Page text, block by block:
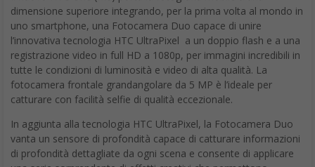
dimensione superiore integrando, per la prima volta al mondo in
uno smartphone, una Fotocamera Duo capace di unire
l’innovativa tecnologia HTC UltraPixel a un doppio flash e a una
registrazione video in full HD a 1080p, per immagini incredibili in
tutte le condizioni di luminosità e video di alta qualità. La
fotocamera frontale grandangolare da 5 MP è l’ideale per
catturare con facilità selfie di qualità eccezionale.
In aggiunta alla tecnologia HTC UltraPixel, la Fotocamera Duo
vanta un sensore di profondità capace di catturare informazioni
di profondità dettagliate da ogni scena e consente di applicare